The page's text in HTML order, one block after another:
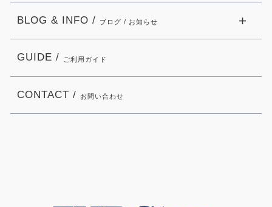
BLOG & INFO / ブログ / お知らせ
GUIDE / ご利用ガイド
CONTACT / お問い合わせ